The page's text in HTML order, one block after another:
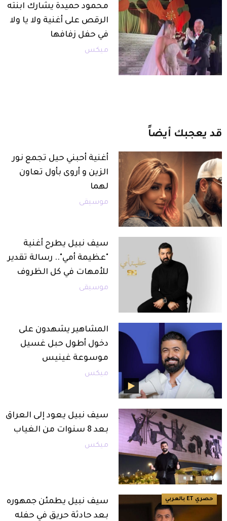
محمود حميدة يشارك ابنته
الرقص على أغنية ولا يا ولا
في حفل زفافها
ميكس
قد يعجبك أيضاً
أغنية أحبني حيل تجمع نور
الزين و أروى بأول تعاون
لهما
موسيقى
سيف نبيل يطرح أغنية
"عظيمة أمي".. رسالة تقدير
للأمهات في كل الظروف
موسيقى
المشاهير يشهدون على
دخول أطول حبل غسيل
موسوعة غينيس
ميكس
سيف نبيل يعود إلى العراق
بعد 8 سنوات من الغياب
ميكس
حصري ET بالعربي
سيف نبيل يطمئن جمهوره
بعد حادثة حريق في حفله